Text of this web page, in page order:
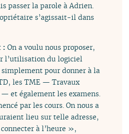
passer la parole à Adrien.
s’agissait-il dans
:On a voulu nous proposer,
l’utilisation du logiciel
pour donner à la
les TME — Travaux
et également les examens.
par les cours. On nous a
lieu sur telle adresse,
à l’heure »,